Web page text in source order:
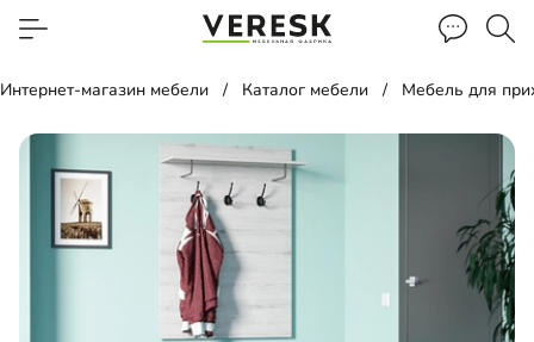
Интернет-магазин мебели Каталог мебели Мебель для